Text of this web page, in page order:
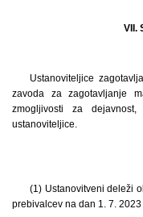
VII.
Ustanoviteljice
zavoda za zagotavljanje
zmogljivosti za
ustanoviteljice.
(1) Ustanovitveni deleži
prebivalcev na dan 1. 7.